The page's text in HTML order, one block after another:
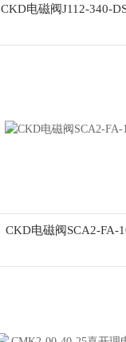
CKD电磁阀J112-340-
CKD电磁阀SCA2-FA-